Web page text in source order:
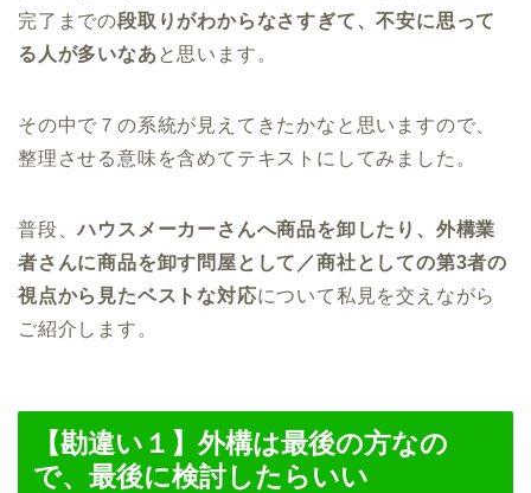
完了までの段取りがわからなさすぎて、不安に思って
る人が多いなあと思います。
その中で７の系統が見えてきたかなと思いますので、
整理させる意味を含めてテキストにしてみました。
普段、ハウスメーカーさんへ商品を卸したり、外構業
者さんに商品を卸す問屋として／商社としての第3者の
視点から見たベストな対応について私見を交えながら
ご紹介します。
【勘違い１】外構は最後の方なの
で、最後に検討したらいい